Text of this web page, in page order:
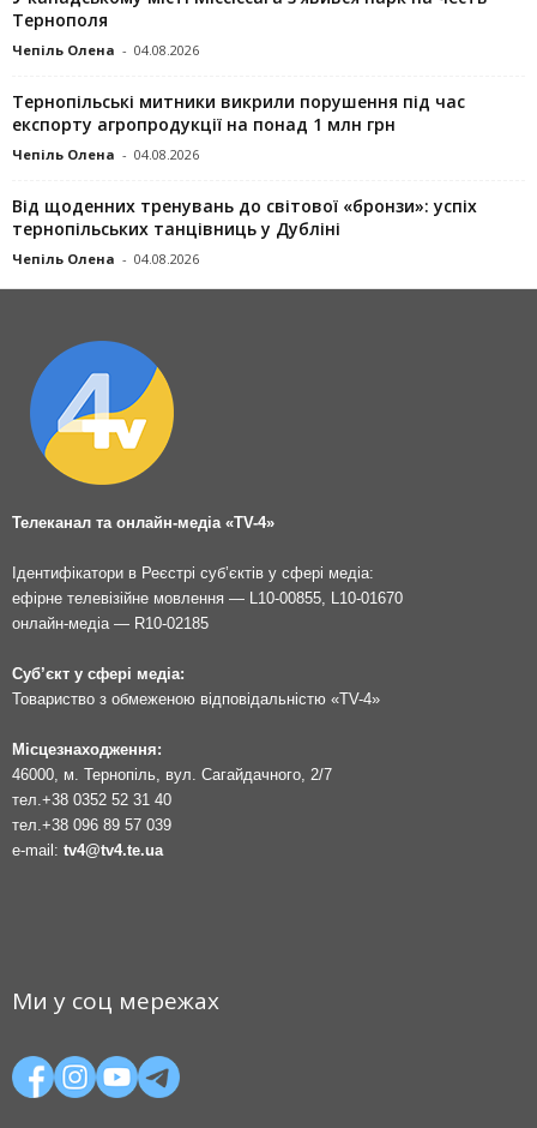
Тернополя
Чепіль Олена - 04.08.2026
Тернопільські митники викрили порушення під час
експорту агропродукції на понад 1 млн грн
Чепіль Олена - 04.08.2026
Від щоденних тренувань до світової «бронзи»: успіх
тернопільських танцівниць у Дубліні
Чепіль Олена - 04.08.2026
Телеканал та онлайн-медіа «TV-4»
Ідентифікатори в Реєстрі суб’єктів у сфері медіа:
ефірне телевізійне мовлення — L10-00855, L10-01670
онлайн-медіа — R10-02185
Суб’єкт у сфері медіа:
Товариство з обмеженою відповідальністю «TV-4»
Місцезнаходження:
46000, м. Тернопіль, вул. Сагайдачного, 2/7
тел.+38 0352 52 31 40
тел.+38 096 89 57 039
e-mail: tv4@tv4.te.ua
Ми у соц мережах